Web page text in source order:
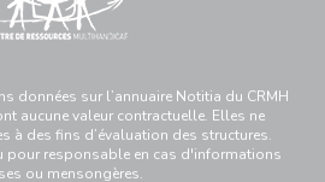
données sur l’annuaire Notitia du CRMH
aucune valeur contractuelle. Elles ne
à des fins d’évaluation des structures.
pour responsable en cas d'informations
ou mensongères.